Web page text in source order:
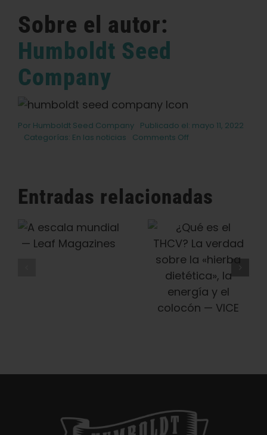
Sobre el autor:
Humboldt Seed
Company
Por Humboldt Seed Company Publicado el: mayo 11, 2022
Categorías: En las noticias Comments Offon
del
Entradas relacionadas
¿Qué Es El
THCV? La
Humboldt
Seed
Company
Preserva La
Historia Del
Cannabis,
Tradicional —